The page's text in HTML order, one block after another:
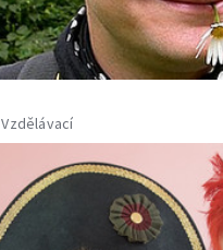
Vzdělávací